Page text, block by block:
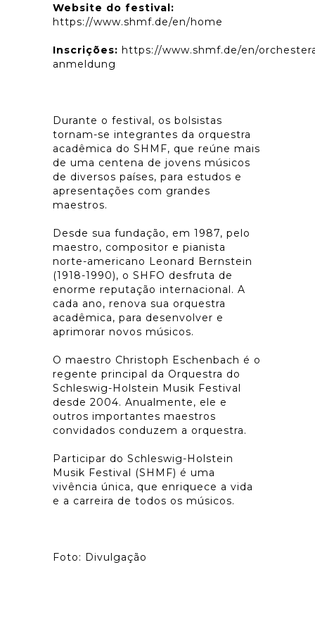
Website do festival:
https://www.shmf.de/en/home
Inscrições: https://www.shmf.de/en/
anmeldung
Durante o festival, os bolsistas
tornam-se integrantes da orquestra
acadêmica do SHMF, que reúne mais
de uma centena de jovens músicos
de diversos países, para estudos e
apresentações com grandes
maestros.
Desde sua fundação, em 1987, pelo
maestro, compositor e pianista
norte-americano Leonard Bernstein
(1918-1990), o SHFO desfruta de
enorme reputação internacional. A
cada ano, renova sua orquestra
acadêmica, para desenvolver e
aprimorar novos músicos.
O maestro Christoph Eschenbach é o
regente principal da Orquestra do
Schleswig-Holstein Musik Festival
desde 2004. Anualmente, ele e
outros importantes maestros
convidados conduzem a orquestra.
Participar do Schleswig-Holstein
Musik Festival (SHMF) é uma
vivência única, que enriquece a vida
e a carreira de todos os músicos.
Foto: Divulgação